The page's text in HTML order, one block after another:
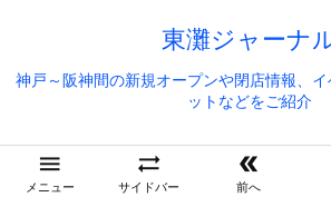
東灘ジャーナ
神戸～阪神間の新規オープンや閉店情報、
ットなどをご紹介

メニュー

サイドバー

前へ